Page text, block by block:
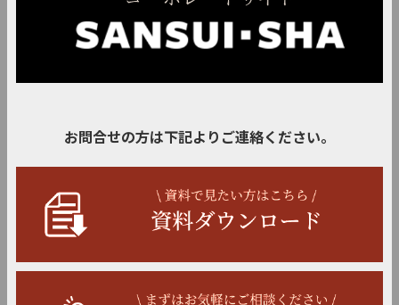
お問合せの方は下記よりご連絡ください。